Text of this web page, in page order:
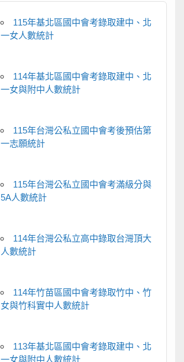
115年基北區國中會考錄取建中、北
一女人數統計
114年基北區國中會考錄取建中、北
一女與附中人數統計
115年台灣公私立國中會考後預估第
一志願統計
115年台灣公私立國中會考滿級分與
5A人數統計
114年台灣公私立高中錄取台灣頂大
人數統計
114年竹苗區國中會考錄取竹中、竹
女與竹科實中人數統計
113年基北區國中會考錄取建中、北
一女與附中人數統計